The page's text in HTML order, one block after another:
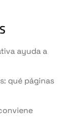
ayuda a
qué páginas